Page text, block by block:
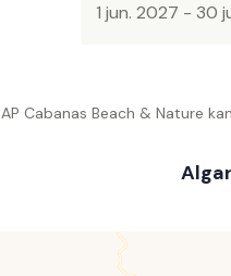
1 jun. 2027 - 30
AP Cabanas Beach & Nature